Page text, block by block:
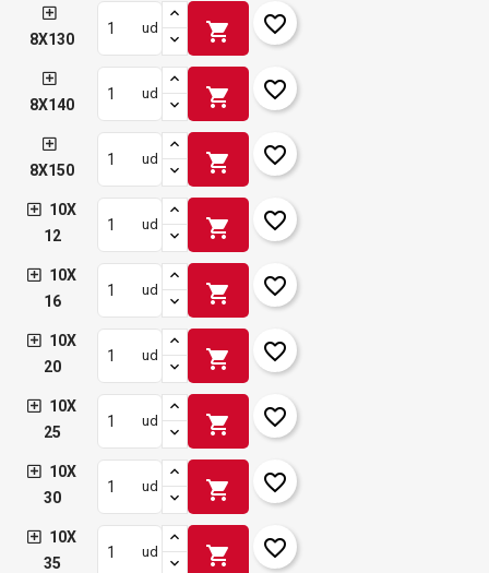
8X130
ud shopping_cart favorite_border
8X140
ud shopping_cart favorite_border
8X150
ud shopping_cart favorite_border
10X
12
ud shopping_cart favorite_border
10X
16
ud shopping_cart favorite_border
10X
20
ud shopping_cart favorite_border
10X
25
ud shopping_cart favorite_border
10X
30
ud shopping_cart favorite_border
10X
35
ud shopping_cart favorite_border